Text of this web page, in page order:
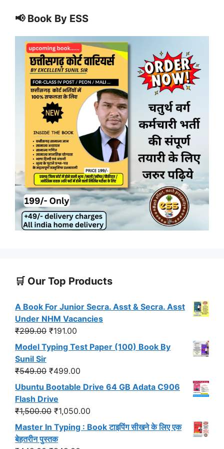
📢 Book By ESS
🛒 Our Top Products
A Book For Junior Secra. Asst & Secra. Asst
Under NHM Vacancies
₹299.00 Original
price
was:
₹299.00.
₹191.00
price
is:
₹191.00.
Model Typing Test Paper (100) Book By
Sunil Sir
₹549.00 Original
price
was:
₹549.00.
₹499.00
price
is:
₹499.00.
Ubuntu Bootable Drive 64 GB Adata C906
Flash Drive
₹1,500.00 Original
price
was:
₹1,500.00.
₹1,050.00
price
is:
Master In Typing : Book टाइपिंग सीखने के लिए एक
बेहतरीन पुस्तक